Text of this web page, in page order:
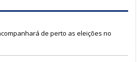
de perto as eleições no